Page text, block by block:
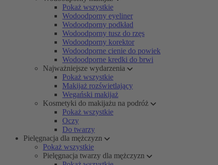
Pokaż wszystkie
Wodoodporny eyeliner
Wodoodporny podkład
Wodoodporny tusz do rzęs
Wodoodporny korektor
Wodoodporne cienie do powiek
Wodoodporne kredki do brwi
Najważniejsze wydarzenia
Pokaż wszystkie
Makijaż rozświetlający
Wegański makijaż
Kosmetyki do makijażu na podróż
Pokaż wszystkie
Oczy
Do twarzy
Pielęgnacja dla mężczyzn
Pokaż wszystkie
Pielęgnacja twarzy dla mężczyzn